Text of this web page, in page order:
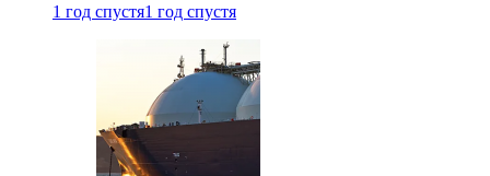
1 год спустя1 год спустя